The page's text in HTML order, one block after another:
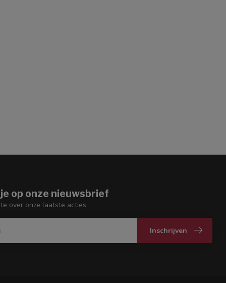
op onze nieuwsbrief
over onze laatste acties
Inschrijven